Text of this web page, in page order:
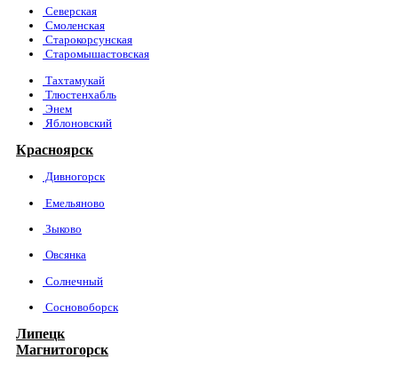
Северская
Смоленская
Старокорсунская
Старомышастовская
Тахтамукай
Тлюстенхабль
Энем
Яблоновский
Красноярск
Дивногорск
Емельяново
Зыково
Овсянка
Солнечный
Сосновоборск
Липецк
Магнитогорск